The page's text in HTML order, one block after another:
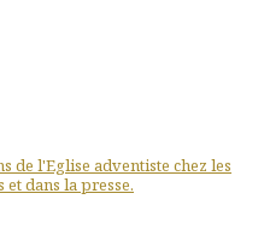
de l'Eglise adventiste chez les
dans la presse.